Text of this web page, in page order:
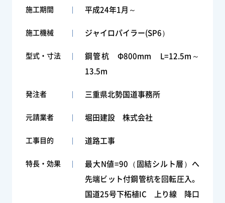
施工期間 平成24年1月～
施工機械 ジャイロパイラー(SP6）
型式・寸法
鋼管杭 Φ800mm L=12.5m～
13.5m
発注者 三重県北勢国道事務所
元請業者 堀田建設 株式会社
工事目的 道路工事
特長・効果
最大N値=90（固結シルト層）へ
先端ビット付鋼管杭を回転圧入。
国道25号下柘植IC 上り線 降口